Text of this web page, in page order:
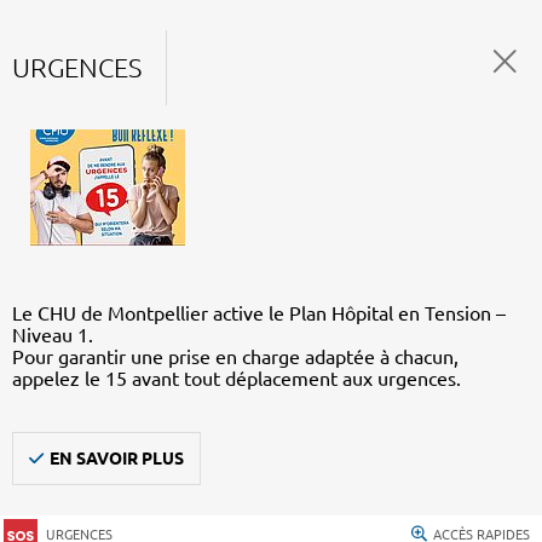
URGENCES
Le CHU de Montpellier active le Plan Hôpital en Tension –
Niveau 1.
Pour garantir une prise en charge adaptée à chacun,
appelez le 15 avant tout déplacement aux urgences.
EN SAVOIR PLUS
URGENCES ACCÈS RAPIDES